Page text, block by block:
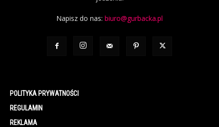
Napisz do nas: biuro@gurbacka.pl
POLITYKA PRYWATNOŚCI
REGULAMIN
REKLAMA